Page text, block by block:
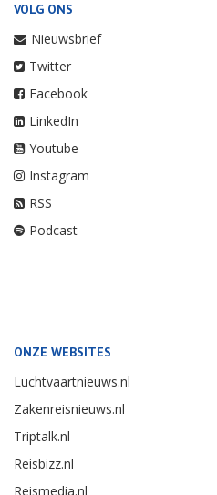
VOLG ONS
Nieuwsbrief
Twitter
Facebook
LinkedIn
Youtube
Instagram
RSS
Podcast
ONZE WEBSITES
Luchtvaartnieuws.nl
Zakenreisnieuws.nl
Triptalk.nl
Reisbizz.nl
Reismedia.nl